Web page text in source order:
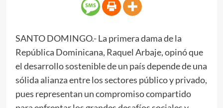
SANTO DOMINGO.- La primera dama de la
República Dominicana, Raquel Arbaje, opinó que
el desarrollo sostenible de un país depende de una
sólida alianza entre los sectores público y privado,
pues representan un compromiso compartido